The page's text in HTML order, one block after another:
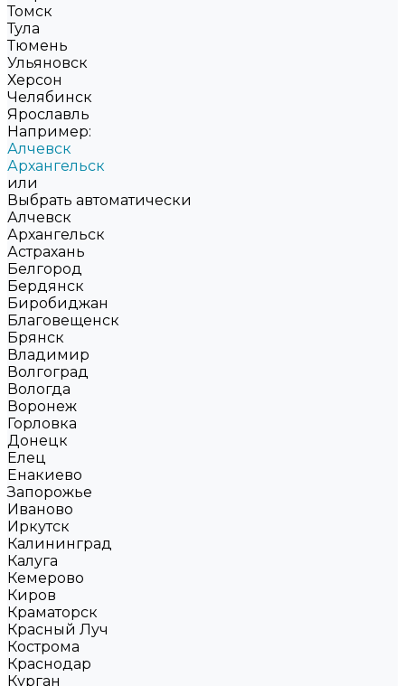
Томск
Тула
Тюмень
Ульяновск
Херсон
Челябинск
Ярославль
Например:
Алчевск
Архангельск
или
Выбрать автоматически
Алчевск
Архангельск
Астрахань
Белгород
Бердянск
Биробиджан
Благовещенск
Брянск
Владимир
Волгоград
Вологда
Воронеж
Горловка
Донецк
Елец
Енакиево
Запорожье
Иваново
Иркутск
Калининград
Калуга
Кемерово
Киров
Краматорск
Красный Луч
Кострома
Краснодар
Курган